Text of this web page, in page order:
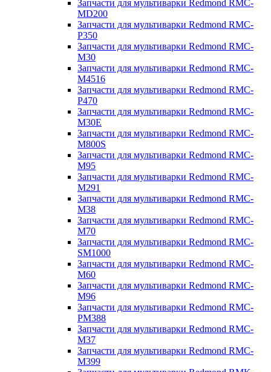
Запчасти для мультиварки Redmond RMC-
MD200
Запчасти для мультиварки Redmond RMC-
P350
Запчасти для мультиварки Redmond RMC-
M30
Запчасти для мультиварки Redmond RMC-
M4516
Запчасти для мультиварки Redmond RMC-
P470
Запчасти для мультиварки Redmond RMC-
M30E
Запчасти для мультиварки Redmond RMC-
M800S
Запчасти для мультиварки Redmond RMC-
M95
Запчасти для мультиварки Redmond RMC-
M291
Запчасти для мультиварки Redmond RMC-
M38
Запчасти для мультиварки Redmond RMC-
M70
Запчасти для мультиварки Redmond RMC-
SM1000
Запчасти для мультиварки Redmond RMC-
M60
Запчасти для мультиварки Redmond RMC-
M96
Запчасти для мультиварки Redmond RMC-
PM388
Запчасти для мультиварки Redmond RMC-
M37
Запчасти для мультиварки Redmond RMC-
M399